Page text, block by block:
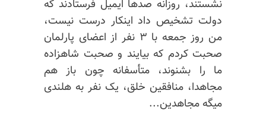
نشستند، روزانه صدها ایمیل فرستادند که
دولت تشخیص داد اینکار درست نیست،
من روز جمعه با ۳ نفر از اعضای پارلمان
صحبت کردم که بیایند و صحبت شاهزاده
ما را بشنوند، متأسفانه چون باز هم
مجاهدا، منافقین خلق، یک نفر به هلندی
میگه مجاهدین...